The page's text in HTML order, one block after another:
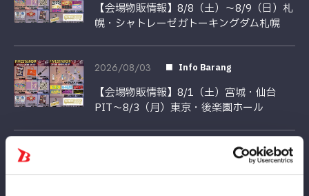
【会場物販情報】8/8（土）〜8/9（日）札
幌・シャトレーゼガトーキングダム札幌
2026/08/03 Info Barang
【会場物販情報】8/1（土）宮城・仙台
PIT〜8/3（月）東京・後楽園ホール
【新商品情報】8/1（土）宮城・仙台PIT大